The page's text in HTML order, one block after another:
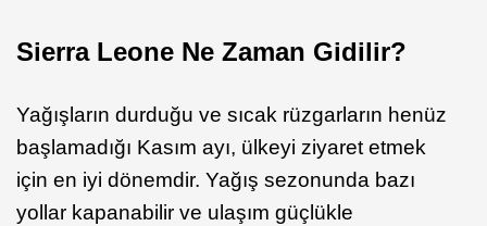
Sierra Leone Ne Zaman Gidilir?
Yağışların durduğu ve sıcak rüzgarların henüz
başlamadığı Kasım ayı, ülkeyi ziyaret etmek
için en iyi dönemdir. Yağış sezonunda bazı
yollar kapanabilir ve ulaşım güçlükle